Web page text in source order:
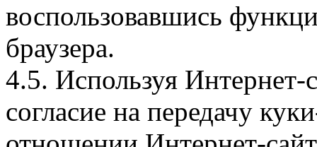
воспользовавшись
браузера.
4.5. Используя Интернет-
согласие на передачу